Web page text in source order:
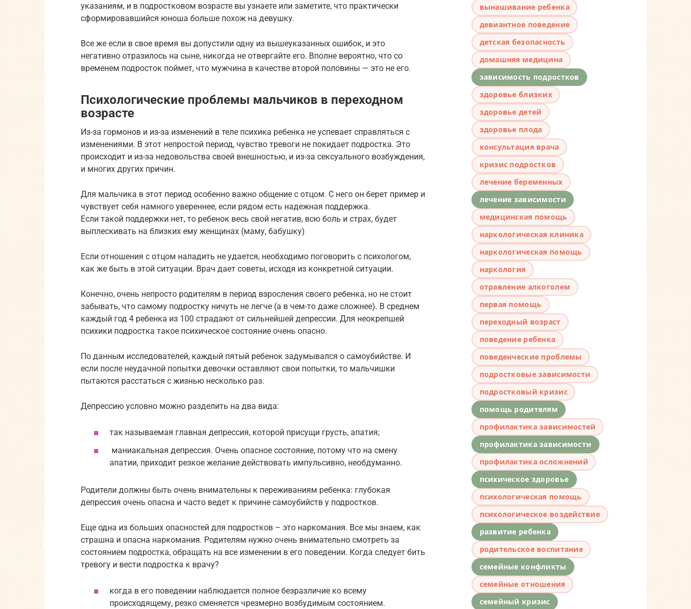
указаниям, и в подростковом возрасте вы узнаете или заметите, что практически
сформировавшийся юноша больше похож на девушку.
Все же если в свое время вы допустили одну из вышеуказанных ошибок, и это
негативно отразилось на сыне, никогда не отвергайте его. Вполне вероятно, что со
временем подросток поймет, что мужчина в качестве второй половины — это не его.
Психологические проблемы мальчиков в переходном
возрасте
Из-за гормонов и из-за изменений в теле психика ребенка не успевает справляться с
изменениями. В этот непростой период, чувство тревоги не покидает подростка. Это
происходит и из-за недовольства своей внешностью, и из-за сексуального возбуждения,
и многих других причин.
Для мальчика в этот период особенно важно общение с отцом. С него он берет пример и
чувствует себя намного увереннее, если рядом есть надежная поддержка.
Если такой поддержки нет, то ребенок весь свой негатив, всю боль и страх, будет
выплескивать на близких ему женщинах (маму, бабушку)
Если отношения с отцом наладить не удается, необходимо поговорить с психологом,
как же быть в этой ситуации. Врач дает советы, исходя из конкретной ситуации.
Конечно, очень непросто родителям в период взросления своего ребенка, но не стоит
забывать, что самому подростку ничуть не легче (а в чем-то даже сложнее). В среднем
каждый год 4 ребенка из 100 страдают от сильнейшей депрессии. Для неокрепшей
психики подростка такое психическое состояние очень опасно.
По данным исследователей, каждый пятый ребенок задумывался о самоубийстве. И
если после неудачной попытки девочки оставляют свои попытки, то мальчишки
пытаются расстаться с жизнью несколько раз.
Депрессию условно можно разделить на два вида:
так называемая главная депрессия, которой присущи грусть, апатия;
маниакальная депрессия. Очень опасное состояние, потому что на смену
апатии, приходит резкое желание действовать импульсивно, необдуманно.
Родители должны быть очень внимательны к переживаниям ребенка: глубокая
депрессия очень опасна и часто ведет к причине самоубийств у подростков.
Еще одна из больших опасностей для подростков – это наркомания. Все мы знаем, как
страшна и опасна наркомания. Родителям нужно очень внимательно смотреть за
состоянием подростка, обращать на все изменении в его поведении. Когда следует бить
тревогу и вести подростка к врачу?
когда в его поведении наблюдается полное безразличие ко всему
происходящему, резко сменяется чрезмерно возбудимым состоянием.
вынашивание ребенка
девиантное поведение
детская безопасность
домашняя медицина
зависимость подростков
здоровье близких
здоровье детей
здоровье плода
консультация врача
кризис подростков
лечение беременных
лечение зависимости
медицинская помощь
наркологическая клиника
наркологическая помощь
наркология
отравление алкоголем
первая помощь
переходный возраст
поведение ребенка
поведенческие проблемы
подростковые зависимости
подростковый кризис
помощь родителям
профилактика зависимостей
профилактика зависимости
профилактика осложнений
психическое здоровье
психологическая помощь
психологическое воздействие
развитие ребенка
родительское воспитание
семейные конфликты
семейные отношения
семейный кризис